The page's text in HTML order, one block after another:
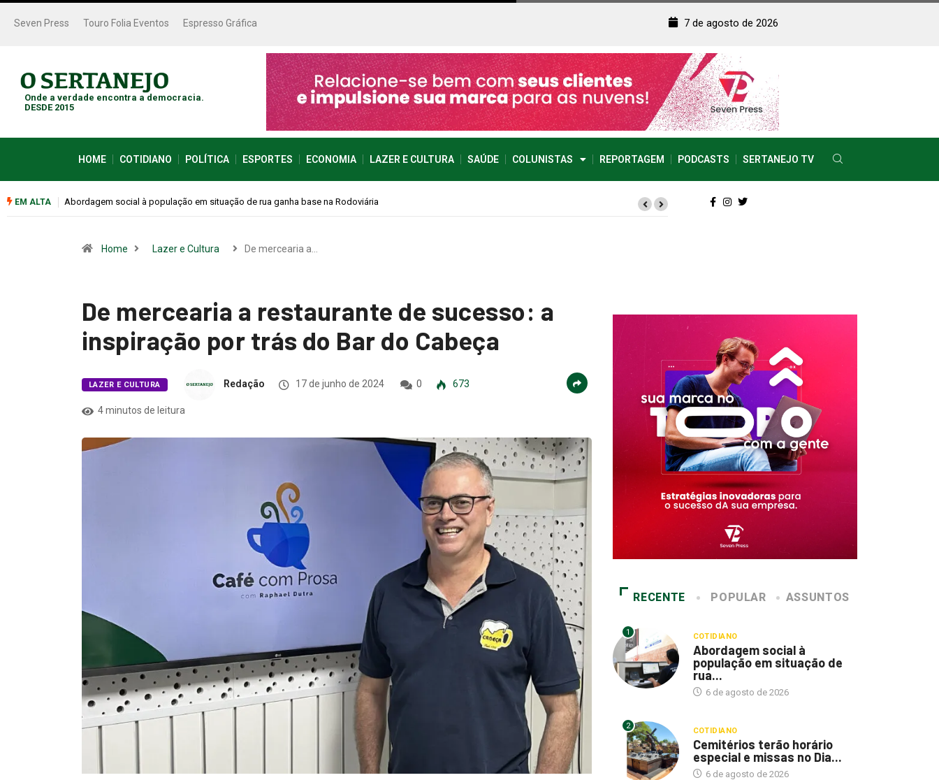
Seven Press Touro Folia Eventos Espresso Gráfica 7 de agosto de 2026
Onde a verdade encontra a democracia.
DESDE 2015
HOME COTIDIANO POLÍTICA ESPORTES ECONOMIA LAZER E CULTURA SAÚDE COLUNISTAS REPORTAGEM PODCASTS SERTANEJO TV
EM ALTA Cemitérios terão horário especial e missas no Dia dos Pais
Home Lazer e Cultura De mercearia a…
De mercearia a restaurante de sucesso: a
inspiração por trás do Bar do Cabeça
LAZER E CULTURA Redação 17 de junho de 2024 0 673
4 minutos de leitura
RECENTE POPULAR ASSUNTOS
1 COTIDIANO
Abordagem social à
população em situação de
rua...
6 de agosto de 2026
2 COTIDIANO
Cemitérios terão horário
especial e missas no Dia...
6 de agosto de 2026